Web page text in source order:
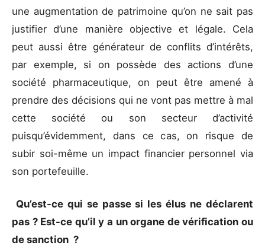
une augmentation de patrimoine qu’on ne sait pas
justifier d’une manière objective et légale. Cela
peut aussi être générateur de conflits d’intérêts,
par exemple, si on possède des actions d’une
société pharmaceutique, on peut être amené à
prendre des décisions qui ne vont pas mettre à mal
cette société ou son secteur d’activité
puisqu’évidemment, dans ce cas, on risque de
subir soi-même un impact financier personnel via
son portefeuille.
Qu’est-ce qui se passe si les élus ne déclarent
pas ? Est-ce qu’il y a un organe de vérification ou
de sanction ?